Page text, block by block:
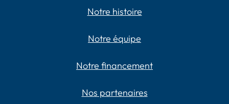
Notre histoire
Notre équipe
Notre financement
Nos partenaires